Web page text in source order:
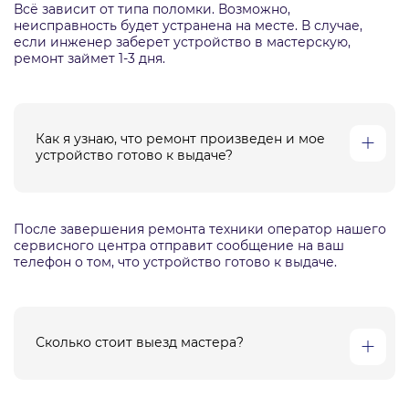
Всё зависит от типа поломки. Возможно,
неисправность будет устранена на месте. В случае,
если инженер заберет устройство в мастерскую,
ремонт займет 1-3 дня.
Как я узнаю, что ремонт произведен и мое
устройство готово к выдаче?
После завершения ремонта техники оператор нашего
сервисного центра отправит сообщение на ваш
телефон о том, что устройство готово к выдаче.
Сколько стоит выезд мастера?